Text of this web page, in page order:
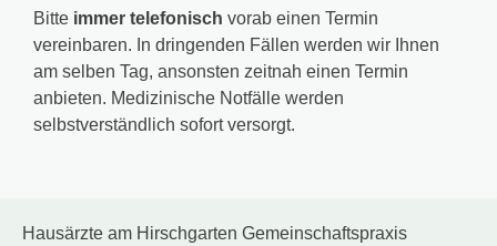
Bitte immer telefonisch vorab einen Termin
vereinbaren. In dringenden Fällen werden wir Ihnen
am selben Tag, ansonsten zeitnah einen Termin
anbieten. Medizinische Notfälle werden
selbstverständlich sofort versorgt.
Hausärzte am Hirschgarten Gemeinschaftspraxis